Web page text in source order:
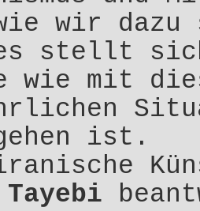
wir dazu
es stellt
wie mit
ist.
Tayebi